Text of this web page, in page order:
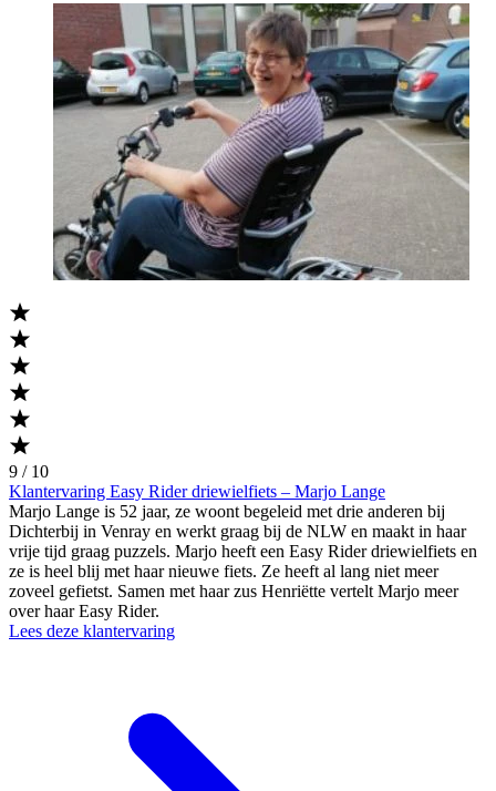
9 / 10
Klantervaring Easy Rider driewielfiets – Marjo Lange
Marjo Lange is 52 jaar, ze woont begeleid met drie anderen bij
Dichterbij in Venray en werkt graag bij de NLW en maakt in haar
vrije tijd graag puzzels. Marjo heeft een Easy Rider driewielfiets en
ze is heel blij met haar nieuwe fiets. Ze heeft al lang niet meer
zoveel gefietst. Samen met haar zus Henriëtte vertelt Marjo meer
over haar Easy Rider.
Lees deze klantervaring